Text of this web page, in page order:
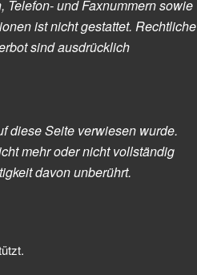
und Faxnummern sowie
ist nicht gestattet. Rechtliche
sind ausdrücklich
diese Seite verwiesen wurde.
mehr oder nicht vollständig
davon unberührt.